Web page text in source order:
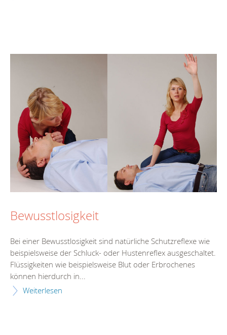
Bewusstlosigkeit
Bei einer Bewusstlosigkeit sind natürliche Schutzreflexe wie
beispielsweise der Schluck- oder Hustenreflex ausgeschaltet.
Flüssigkeiten wie beispielsweise Blut oder Erbrochenes
können hierdurch in...
Weiterlesen